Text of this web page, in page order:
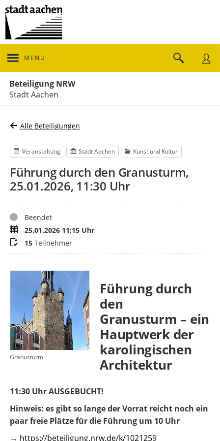
MENÜ
Beteiligung NRW
Stadt Aachen
Alle Beteiligungen
Veranstaltung Stadt Aachen Kunst und Kultur
Führung durch den Granusturm,
25.01.2026, 11:30 Uhr
StatusBeendet
Termin25.01.2026 11:15 Uhr
Teilnehmer
15 Teilnehmer
Granusturm
Führung durch
den
Granusturm – ein
Hauptwerk der
karolingischen
Architektur
11:30 Uhr AUSGEBUCHT!
Hinweis: es gibt so lange der Vorrat reicht noch ein
paar freie Plätze für die Führung um 10 Uhr
→ https://beteiligung.nrw.de/k/1021259